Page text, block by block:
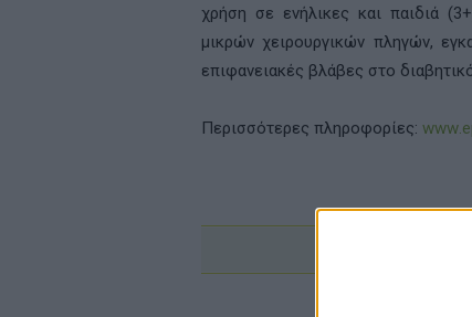
χρήση σε ενήλικες και παιδιά
μικρών χειρουργικών πληγών,
επιφανειακές βλάβες στο
Περισσότερες πληροφορίες: www.